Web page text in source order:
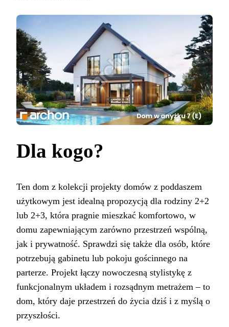
Dla kogo?
Ten dom z kolekcji projekty domów z poddaszem
użytkowym jest idealną propozycją dla rodziny 2+2
lub 2+3, która pragnie mieszkać komfortowo, w
domu zapewniającym zarówno przestrzeń wspólną,
jak i prywatność. Sprawdzi się także dla osób, które
potrzebują gabinetu lub pokoju gościnnego na
parterze. Projekt łączy nowoczesną stylistykę z
funkcjonalnym układem i rozsądnym metrażem – to
dom, który daje przestrzeń do życia dziś i z myślą o
przyszłości.